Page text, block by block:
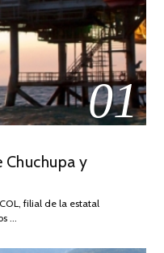
01
y
filial de la estatal
…